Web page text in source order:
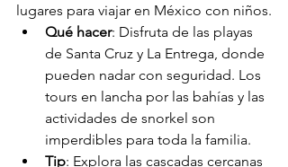
lugares para viajar en México con niños.
Qué hacer: Disfruta de las playas
de Santa Cruz y La Entrega, donde
pueden nadar con seguridad. Los
tours en lancha por las bahías y las
actividades de snorkel son
imperdibles para toda la familia.
Tip: Explora las cascadas cercanas